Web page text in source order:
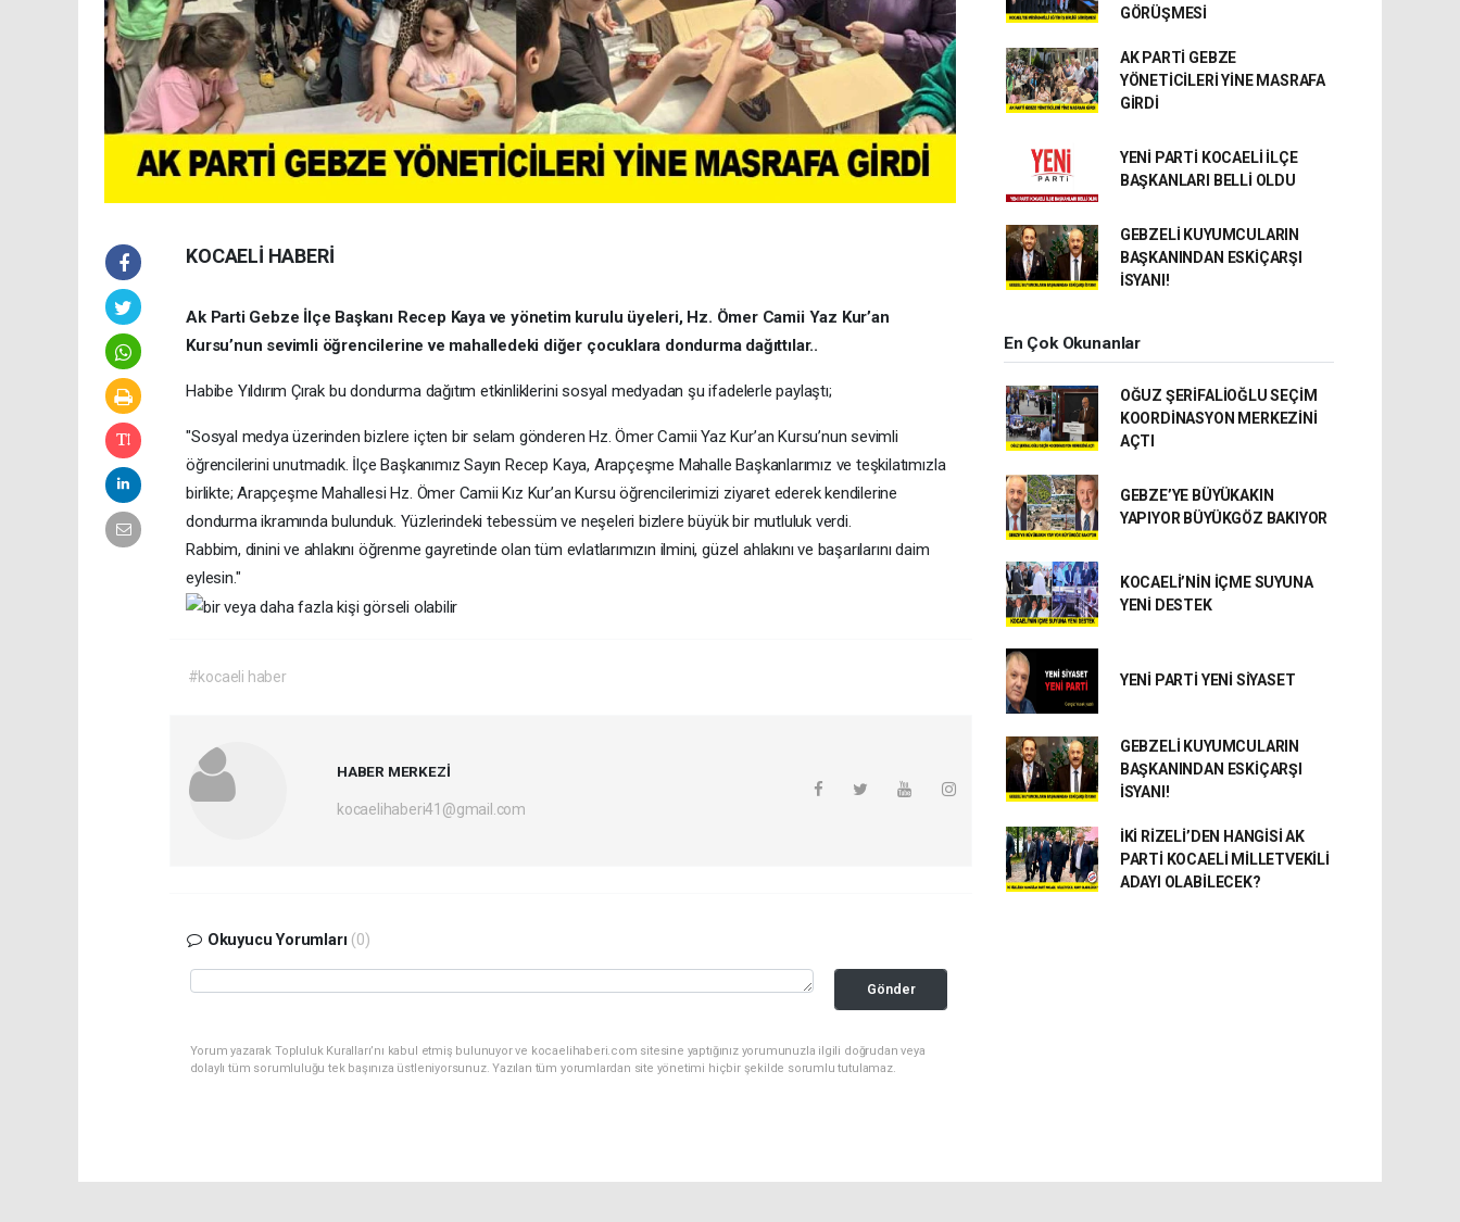
KOCAELİ HABERİ
Ak Parti Gebze İlçe Başkanı Recep Kaya ve yönetim kurulu üyeleri, Hz. Ömer Camii Yaz Kur’an
Kursu’nun sevimli öğrencilerine ve mahalledeki diğer çocuklara dondurma dağıttılar..
Habibe Yıldırım Çırak bu dondurma dağıtım etkinliklerini sosyal medyadan şu ifadelerle paylaştı;
"Sosyal medya üzerinden bizlere içten bir selam gönderen Hz. Ömer Camii Yaz Kur’an Kursu’nun sevimli
öğrencilerini unutmadık. İlçe Başkanımız Sayın Recep Kaya, Arapçeşme Mahalle Başkanlarımız ve teşkilatımızla
birlikte; Arapçeşme Mahallesi Hz. Ömer Camii Kız Kur’an Kursu öğrencilerimizi ziyaret ederek kendilerine
dondurma ikramında bulunduk. Yüzlerindeki tebessüm ve neşeleri bizlere büyük bir mutluluk verdi.
Rabbim, dinini ve ahlakını öğrenme gayretinde olan tüm evlatlarımızın ilmini, güzel ahlakını ve başarılarını daim
eylesin."
#kocaeli haber
HABER MERKEZİ
kocaelihaberi41@gmail.com
Okuyucu Yorumları (0)
Gönder
Yorum yazarak Topluluk Kuralları’nı kabul etmiş bulunuyor ve kocaelihaberi.com sitesine yaptığınız yorumunuzla ilgili doğrudan veya
dolaylı tüm sorumluluğu tek başınıza üstleniyorsunuz. Yazılan tüm yorumlardan site yönetimi hiçbir şekilde sorumlu tutulamaz.
GÖRÜŞMESİ
AK PARTİ GEBZE
YÖNETİCİLERİ YİNE MASRAFA
GİRDİ
YENİ PARTİ KOCAELİ İLÇE
BAŞKANLARI BELLİ OLDU
GEBZELİ KUYUMCULARIN
BAŞKANINDAN ESKİÇARŞI
İSYANI!
En Çok Okunanlar
OĞUZ ŞERİFALİOĞLU SEÇİM
KOORDİNASYON MERKEZİNİ
AÇTI
GEBZE’YE BÜYÜKAKIN
YAPIYOR BÜYÜKGÖZ BAKIYOR
KOCAELİ’NİN İÇME SUYUNA
YENİ DESTEK
YENİ PARTİ YENİ SİYASET
GEBZELİ KUYUMCULARIN
BAŞKANINDAN ESKİÇARŞI
İSYANI!
İKİ RİZELİ’DEN HANGİSİ AK
PARTİ KOCAELİ MİLLETVEKİLİ
ADAYI OLABİLECEK?